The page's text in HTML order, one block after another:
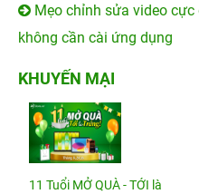
Mẹo chỉnh sửa video
không cần cài ứng dụng
KHUYẾN MẠI
11 Tuổi MỞ QUÀ - TỚI là